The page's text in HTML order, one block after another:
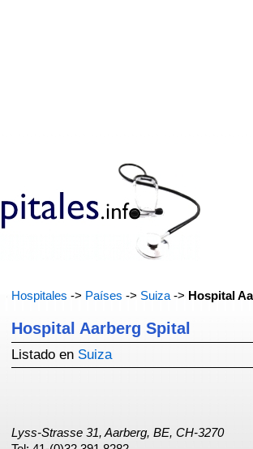
Hospitales -> Países -> Suiza -> Hospital
Hospital Aarberg Spital
Listado en Suiza
Lyss-Strasse 31, Aarberg, BE, CH-3270